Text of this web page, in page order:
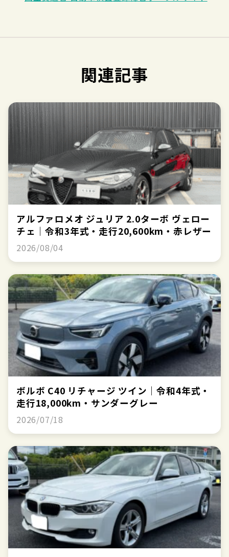
関連記事
アルファロメオ ジュリア 2.0ターボ ヴェロー
チェ｜令和3年式・走行20,600km・赤レザー
2026/08/04
ボルボ C40 リチャージ ツイン｜令和4年式・
走行18,000km・サンダーグレー
2026/07/18